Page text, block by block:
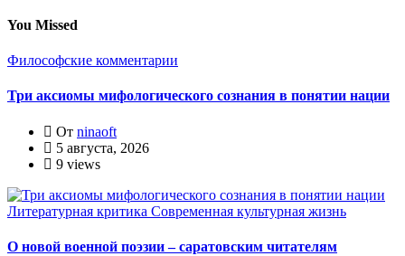
You Missed
Философские комментарии
Три аксиомы мифологического сознания в понятии нации
От ninaoft
5 августа, 2026
9 views
Литературная критика Современная культурная жизнь
О новой военной поэзии – саратовским читателям